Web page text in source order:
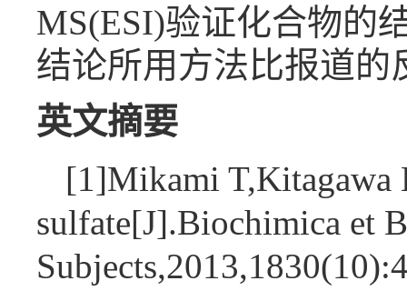
MS(ESI)验证化合物的
结论所用方法比报道的
英文摘要
[1]Mikami T,Kitagawa
sulfate[J].Biochimica et